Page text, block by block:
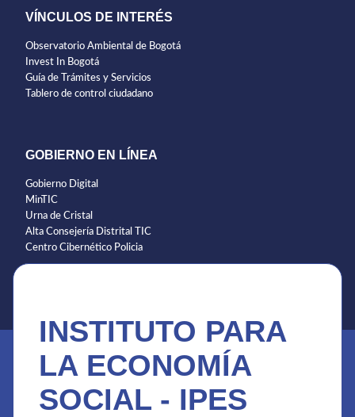
VÍNCULOS DE INTERÉS
Observatorio Ambiental de Bogotá
Invest In Bogotá
Guía de Trámites y Servicios
Tablero de control ciudadano
GOBIERNO EN LÍNEA
Gobierno Digital
MinTIC
Urna de Cristal
Alta Consejería Distrital TIC
Centro Cibernético Policia
INSTITUTO PARA
LA ECONOMÍA
SOCIAL - IPES